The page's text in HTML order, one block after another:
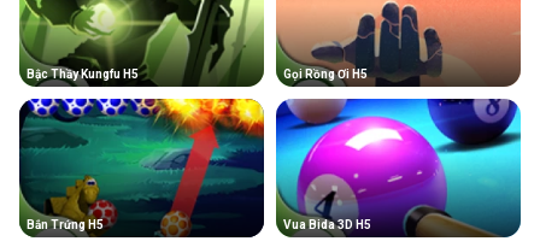
Bậc Thầy Kungfu H5 Gọi Rồng Ơi H5
Bắn Trứng H5 Vua Bida 3D H5